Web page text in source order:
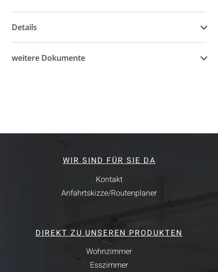
Details
weitere Dokumente
WIR SIND FÜR SIE DA
Kontakt
Anfahrtskizze/Routenplaner
DIREKT ZU UNSEREN PRODUKTEN
Wohnzimmer
Esszimmer